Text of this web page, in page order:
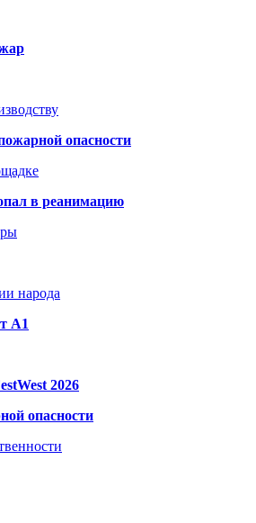
опасности
в реанимацию
народа
A1
2026
опасности